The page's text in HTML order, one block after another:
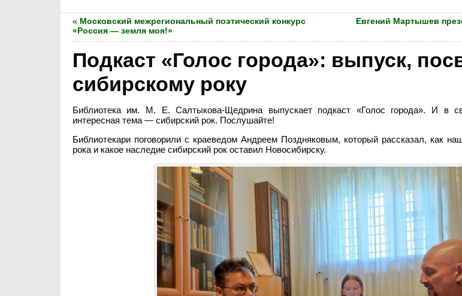
« Московский межрегиональный поэтический конкурс
«Россия — земля моя!»
Евгений Мартышев
Подкаст «Голос города»: выпуск,
сибирскому року
Библиотека им. М. Е. Салтыкова-Щедрина выпускает подкаст «Голос города». И в
интересная тема — сибирский рок. Послушайте!
Библиотекари поговорили с краеведом Андреем Поздняковым, который рассказал, как
рока и какое наследие сибирский рок оставил Новосибирску.